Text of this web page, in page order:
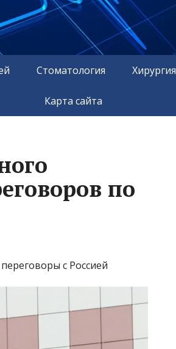
Стоматология Хирургия
Карта сайта
по
с Россией